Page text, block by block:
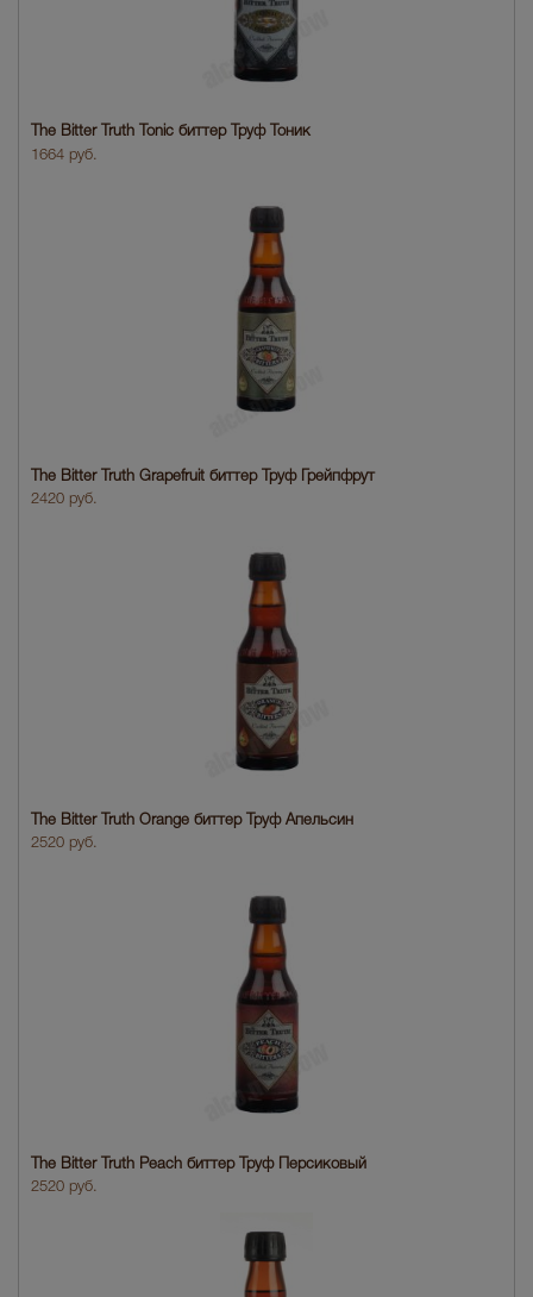
The Bitter Truth Tonic биттер Труф Тоник
1664 руб.
The Bitter Truth Grapefruit биттер Труф Грейпфрут
2420 руб.
The Bitter Truth Orange биттер Труф Апельсин
2520 руб.
The Bitter Truth Peach биттер Труф Персиковый
2520 руб.